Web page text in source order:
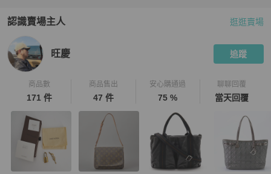
認識賣場主人
PopChill 拍拍圈嚴選賣家
逛逛賣場
旺慶 追蹤
商品數
171 件
商品售出
47 件
安心購通過
75 %
聊聊回覆
當天回覆